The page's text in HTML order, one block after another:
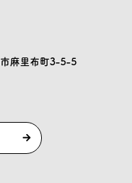
麻里布町3-5-5